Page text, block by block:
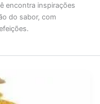
encontra inspirações
do sabor, com